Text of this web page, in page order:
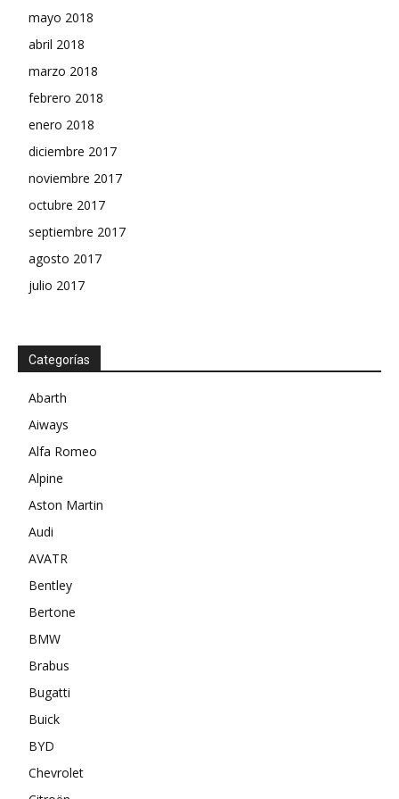
mayo 2018
abril 2018
marzo 2018
febrero 2018
enero 2018
diciembre 2017
noviembre 2017
octubre 2017
septiembre 2017
agosto 2017
julio 2017
Categorías
Abarth
Aiways
Alfa Romeo
Alpine
Aston Martin
Audi
AVATR
Bentley
Bertone
BMW
Brabus
Bugatti
Buick
BYD
Chevrolet